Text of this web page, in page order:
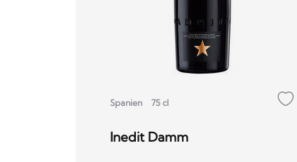
Spanien 75 cl
Inedit Damm